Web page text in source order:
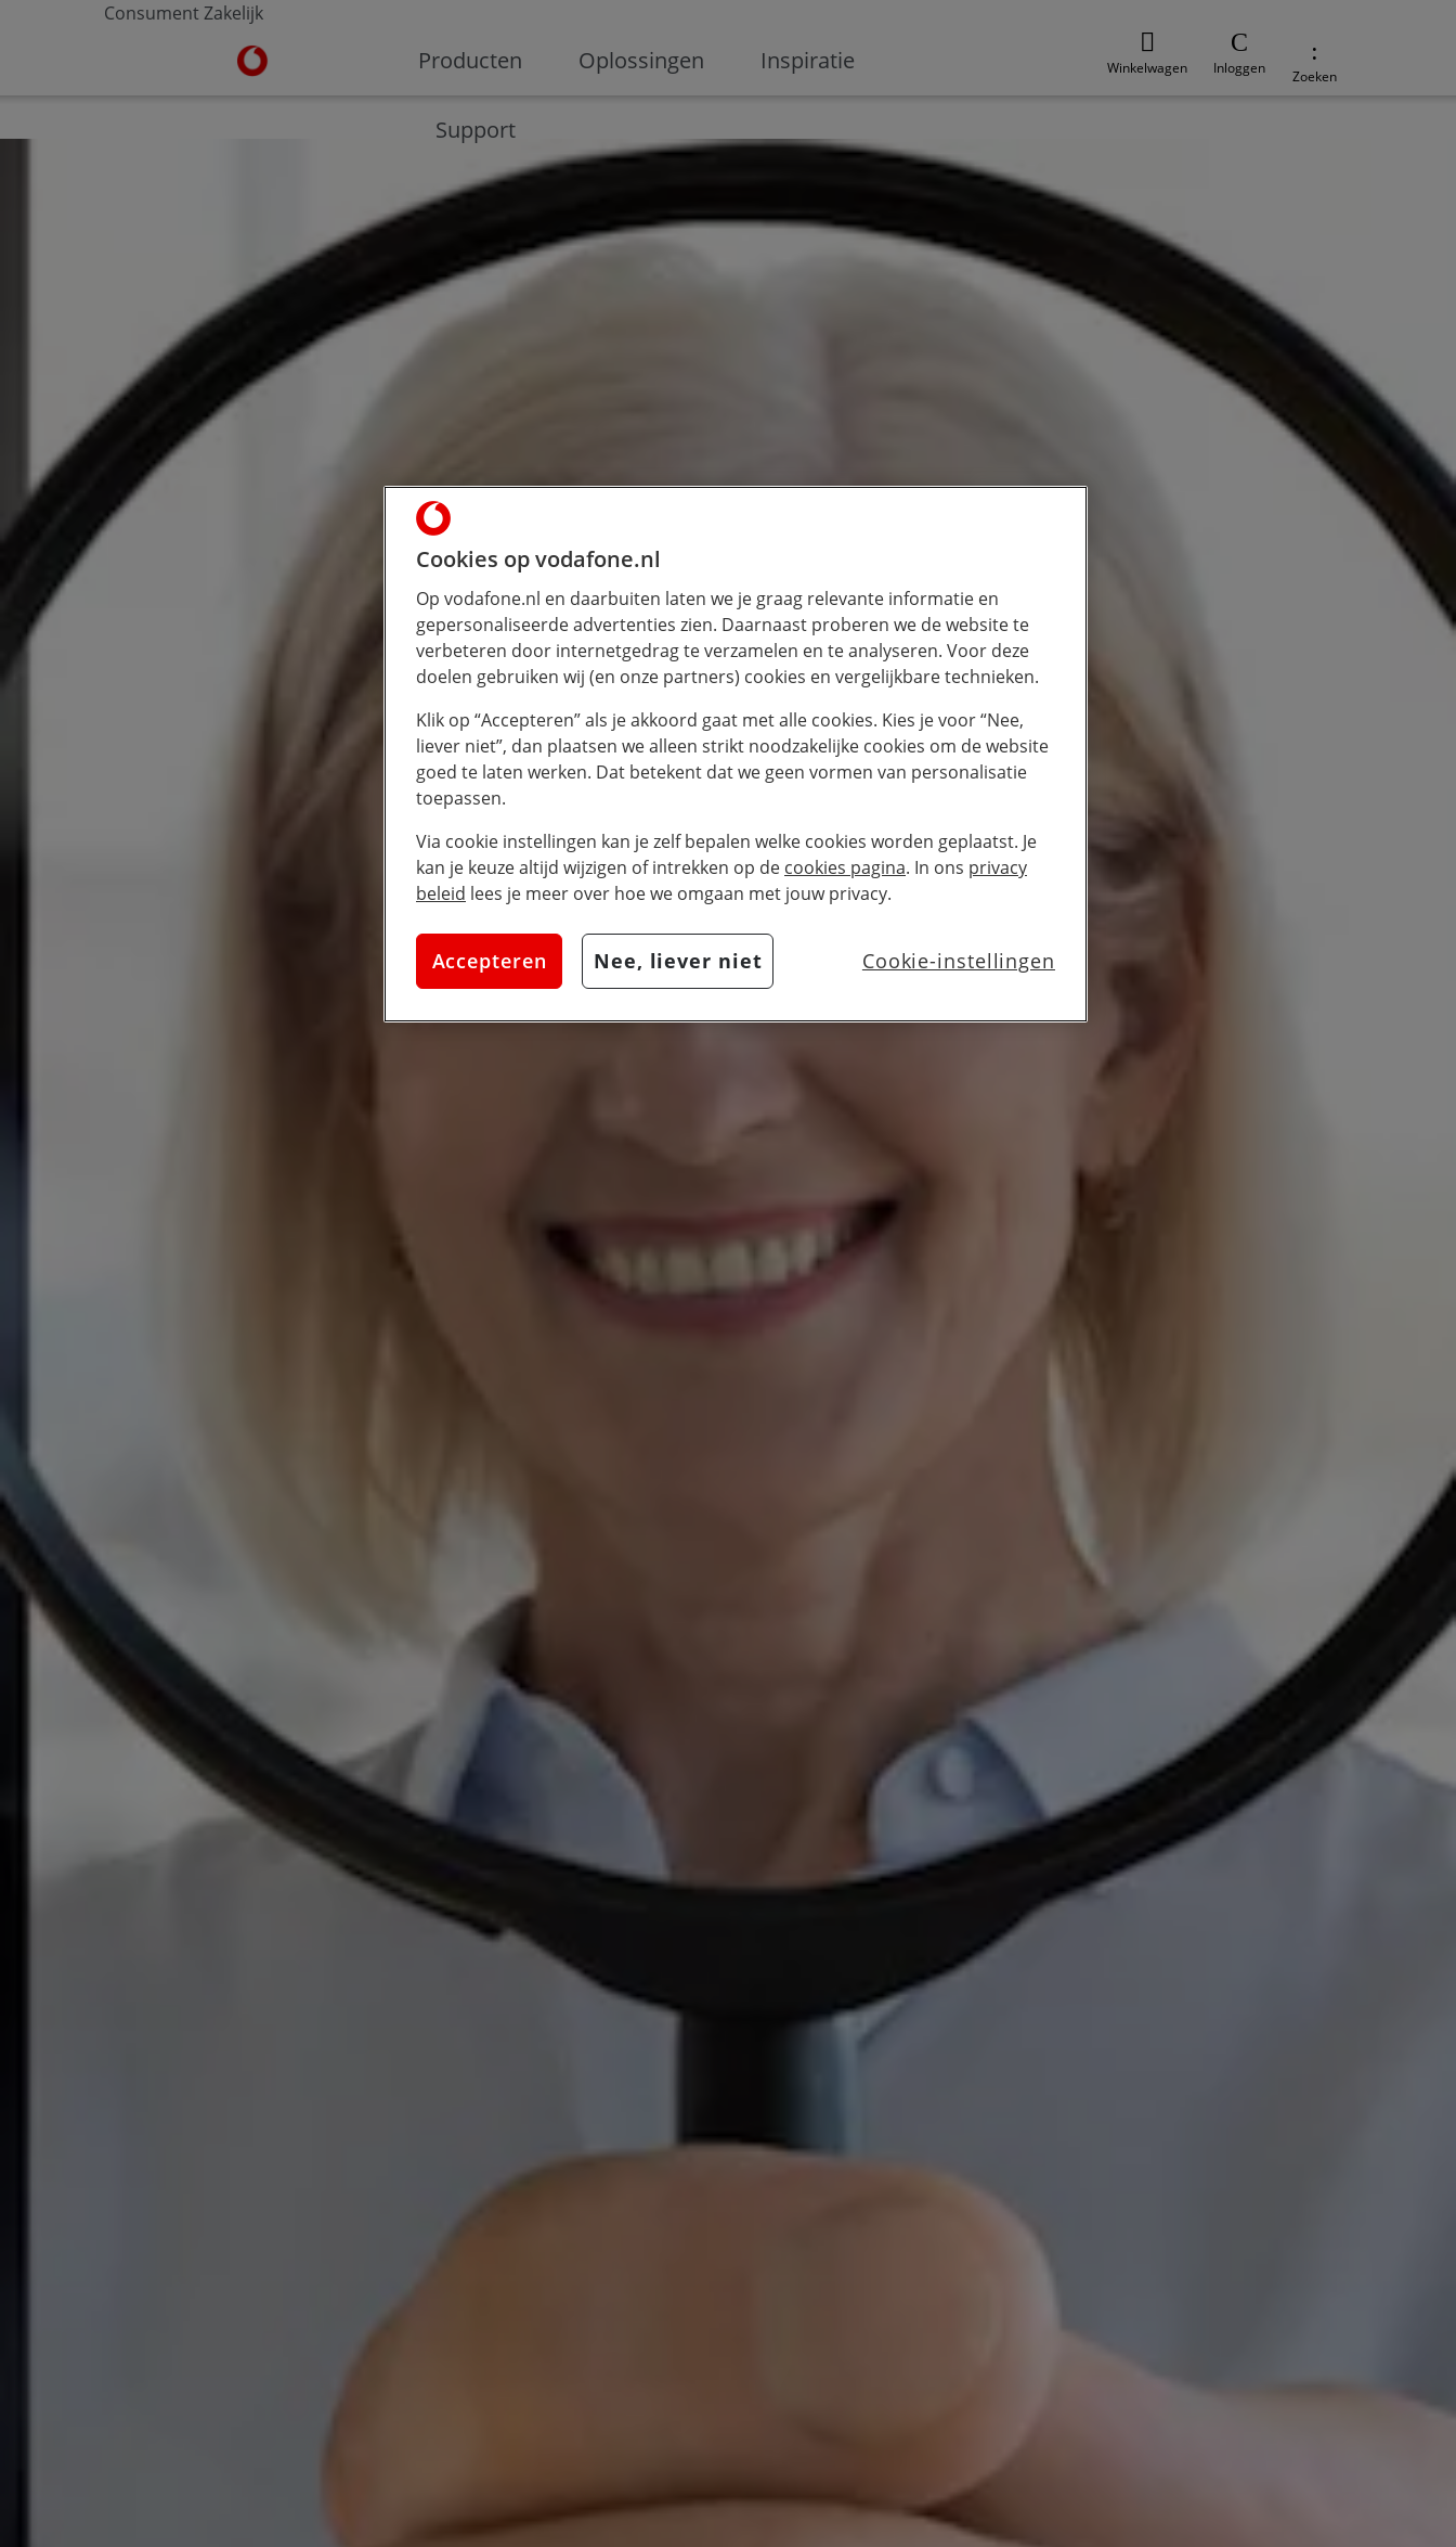
Consument Zakelijk
Ga naar de Vodafone homepage
Producten Oplossingen Inspiratie
Support
Winkelwagen Inloggen Zoeken
Cookies op vodafone.nl
Op vodafone.nl en daarbuiten laten we je graag relevante informatie en
gepersonaliseerde advertenties zien. Daarnaast proberen we de website te
verbeteren door internetgedrag te verzamelen en te analyseren. Voor deze
doelen gebruiken wij (en onze partners) cookies en vergelijkbare technieken.
Klik op “Accepteren” als je akkoord gaat met alle cookies. Kies je voor “Nee,
liever niet”, dan plaatsen we alleen strikt noodzakelijke cookies om de website
goed te laten werken. Dat betekent dat we geen vormen van personalisatie
toepassen.
Via cookie instellingen kan je zelf bepalen welke cookies worden geplaatst. Je
kan je keuze altijd wijzigen of intrekken op de cookies pagina. In ons privacy
beleid lees je meer over hoe we omgaan met jouw privacy.
Accepteren Nee, liever niet Cookie-instellingen